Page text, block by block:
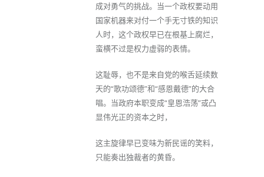
成对勇气的挑战。当一个政权要动用
国家机器来对付一个手无寸铁的知识
人时，这个政权早已在根基上腐烂，
蛮横不过是权力虚弱的表情。
这耻辱，也不是来自党的喉舌延续数
天的“歌功颂德”和“感恩戴德”的大合
唱。当政府本职变成“皇恩浩荡”或凸
显伟光正的资本之时，
这主旋律早已变味为新民谣的笑料，
只能奏出独裁者的黄昏。